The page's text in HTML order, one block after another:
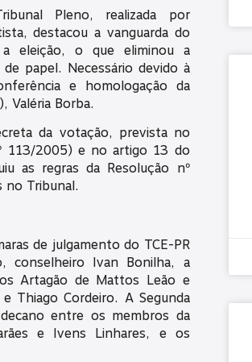
Pleno, realizada por
destacou a vanguarda do
a eleição, o que eliminou a
papel. Necessário devido à
e homologação da
Valéria Borba.
da votação, prevista no
113/2005) e no artigo 13 do
as regras da Resolução nº
no Tribunal.
de julgamento do TCE-PR
conselheiro Ivan Bonilha, a
Artagão de Mattos Leão e
Thiago Cordeiro. A Segunda
entre os membros da
e Ivens Linhares, e os